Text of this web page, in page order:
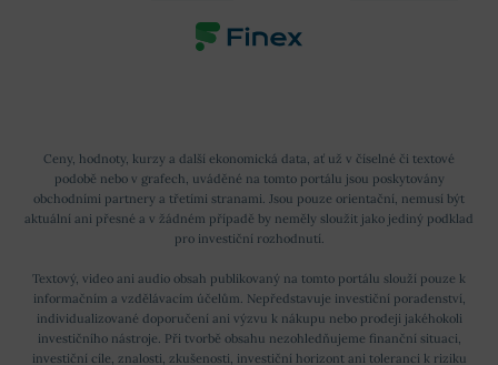
Ceny, hodnoty, kurzy a další ekonomická data, ať už v číselné či textové
podobě nebo v grafech, uváděné na tomto portálu jsou poskytovány
obchodními partnery a třetími stranami. Jsou pouze orientační, nemusí být
aktuální ani přesné a v žádném případě by neměly sloužit jako jediný podklad
pro investiční rozhodnutí.
Textový, video ani audio obsah publikovaný na tomto portálu slouží pouze k
informačním a vzdělávacím účelům. Nepředstavuje investiční poradenství,
individualizované doporučení ani výzvu k nákupu nebo prodeji jakéhokoli
investičního nástroje. Při tvorbě obsahu nezohledňujeme finanční situaci,
investiční cíle, znalosti, zkušenosti, investiční horizont ani toleranci k riziku